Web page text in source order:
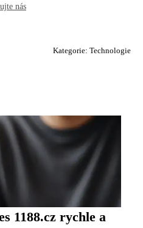
nás
Kategorie: Technologie
1188.cz rychle a